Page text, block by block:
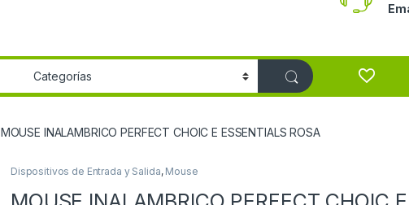
MOUSE INALAMBRICO PERFECT CHOIC E ESSENTIALS ROSA
Dispositivos de Entrada y Salida, Mouse